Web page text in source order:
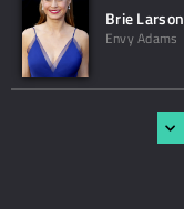
Brie Larson
Envy Adams